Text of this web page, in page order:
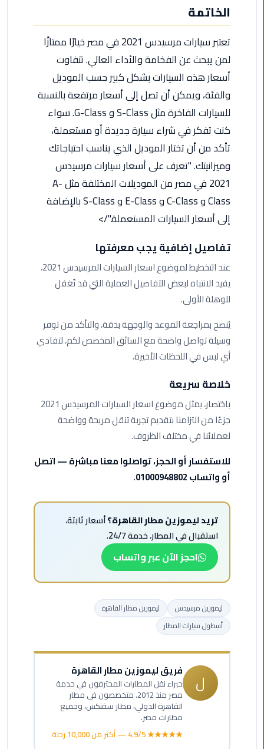
العرب
ليموزين
المطار
الساخن
ليموزين
مطار
العلمين
ليموزين
المطار
مطار
مرسي
مطروح
ليموزين
مطار
اكتوبر
ليموزين
الغردقة
ليموزين
مطار
أسعار
مطار
مطار
الساخن
مطار
العاصمة
الخاتمة
تعتبر سيارات مرسيدس 2021 في مصر خيارًا ممتازًا
لمن يبحث عن الفخامة والأداء العالي. تتفاوت
أسعار هذه السيارات بشكل كبير حسب الموديل
والفئة، ويمكن أن تصل إلى أسعار مرتفعة بالنسبة
للسيارات الفاخرة مثل S-Class و G-Class. سواء
كنت تفكر في شراء سيارة جديدة أو مستعملة،
تأكد من أن تختار الموديل الذي يناسب احتياجاتك
وميزانيتك. "تعرف على أسعار سيارات مرسيدس
2021 في مصر من الموديلات المختلفة مثل A-
Class و C-Class و E-Class و S-Class بالإضافة
إلى أسعار السيارات المستعملة."/>
تفاصيل إضافية يجب معرفتها
عند التخطيط لموضوع اسعار السيارات المرسيدس 2021،
يفيد الانتباه لبعض التفاصيل العملية التي قد تُغفل
للوهلة الأولى.
يُنصح بمراجعة الموعد والوجهة بدقة، والتأكد من توفر
وسيلة تواصل واضحة مع السائق المخصص لكم، لتفادي
أي لبس في اللحظات الأخيرة.
خلاصة سريعة
باختصار، يمثل موضوع اسعار السيارات المرسيدس 2021
جزءًا من التزامنا بتقديم تجربة تنقل مريحة وواضحة
لعملائنا في مختلف الظروف.
للاستفسار أو الحجز، تواصلوا معنا مباشرة — اتصل
أو واتساب 01000948802.
تريد ليموزين مطار القاهرة؟أسعار ثابتة،
استقبال في المطار، خدمة 24/7.
احجز الآن عبر واتساب
ليموزين مرسيدس
ليموزين مطار القاهرة
أسطول سيارات المطار
ل فريق ليموزين مطار القاهرة
خبراء نقل المطارات المحترفون في خدمة
مصر منذ 2012. متخصصون في مطار
القاهرة الدولي، مطار سفنكس، وجميع
مطارات مصر.
★★★★★ 4.9/5 — أكثر من 10,000 رحلة